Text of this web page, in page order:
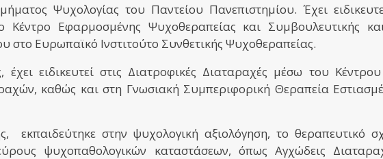
Ψυχολογίας του Παντείου Πανεπιστημίου. Έχει
Κέντρο Εφαρμοσμένης Ψυχοθεραπείας και Συμβουλευτικής
στο Ευρωπαϊκό Ινστιτούτο Συνθετικής Ψυχοθεραπείας.
ειδικευτεί στις Διατροφικές Διαταραχές μέσω του
καθώς και στη Γνωσιακή Συμπεριφορική Θεραπεία
εκπαιδεύτηκε στην ψυχολογική αξιολόγηση, το θεραπευτικό
ψυχοπαθολογικών καταστάσεων, όπως Αγχώδεις